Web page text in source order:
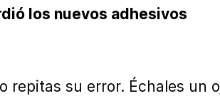
los nuevos adhesivos
repitas su error. Échales un